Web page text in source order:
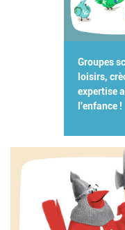
Groupes
loisirs,
expertise
l'enfance !